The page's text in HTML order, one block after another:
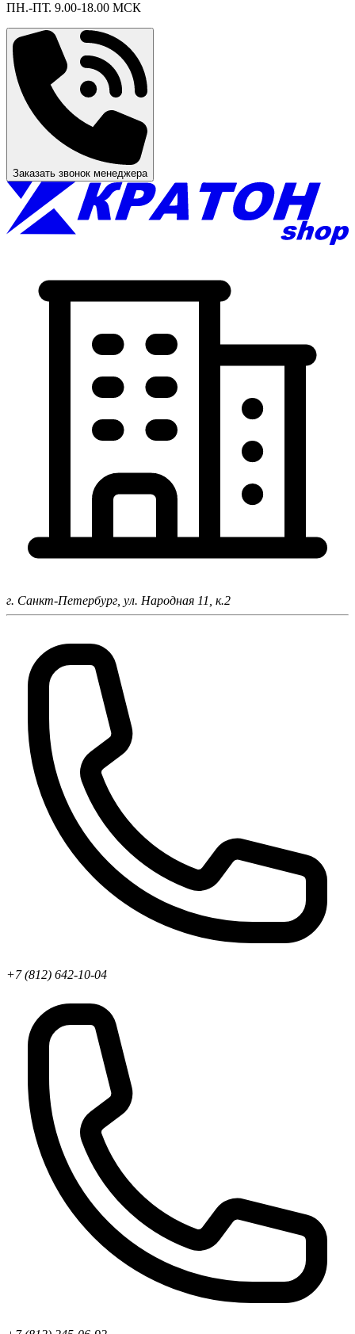
ПН.-ПТ. 9.00-18.00 МСК
Заказать звонок менеджера
г. Санкт-Петербург, ул. Народная 11, к.2
+7 (812) 642-10-04